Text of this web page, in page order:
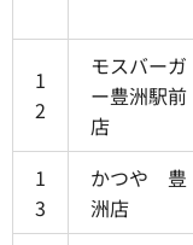
1
2
モスバーガ
ー豊洲駅前
店
1
3
かつや 豊
洲店